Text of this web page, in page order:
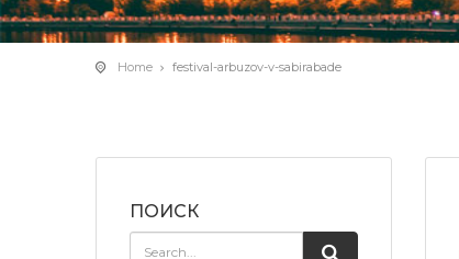
Home festival-arbuzov-v-sabirabade
ПОИСК